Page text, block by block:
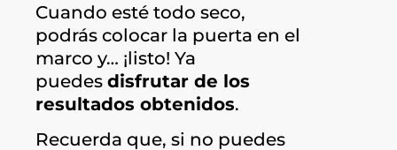
Cuando esté todo seco,
podrás colocar la puerta en el
marco y… ¡listo! Ya
puedes disfrutar de los
resultados obtenidos.
Recuerda que, si no puedes